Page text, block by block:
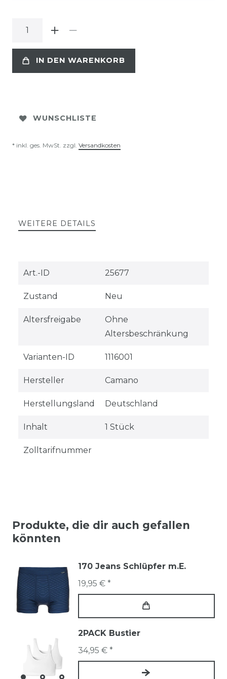
IN DEN WARENKORB
WUNSCHLISTE
* inkl. ges. MwSt. zzgl. Versandkosten
WEITERE DETAILS
Technisches
Wert
Art.-ID 25677
Zustand Neu
Altersfreigabe
Ohne
Altersbeschränkung
Varianten-ID 1116001
Hersteller Camano
Herstellungsland Deutschland
Inhalt 1 Stück
Zolltarifnummer
Produkte, die dir auch gefallen
könnten
170 Jeans Schlüpfer m.E.
19,95 € *
2PACK Bustier
34,95 € *